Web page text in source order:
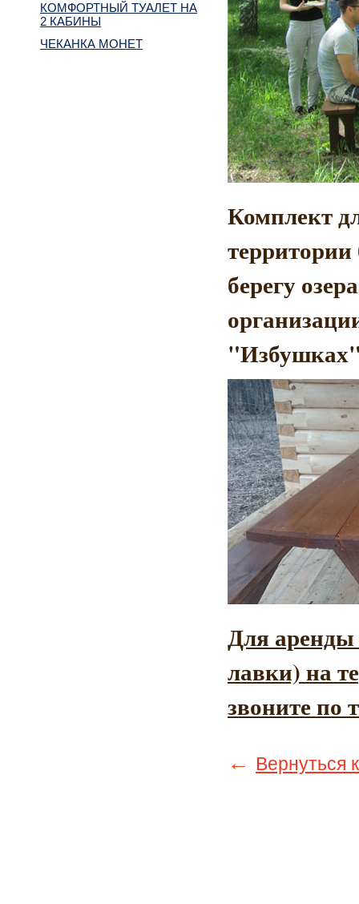
КОМФОРТНЫЙ ТУАЛЕТ НА
2 КАБИНЫ
ЧЕКАНКА МОНЕТ
Комплект
берегу
"Избушках"
Для аренды
лавки) на
звоните по
← Вернуться